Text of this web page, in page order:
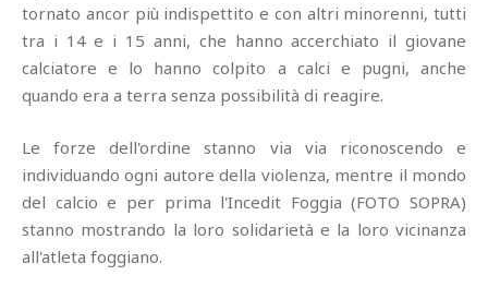
tornato ancor più indispettito e con altri minorenni, tutti
tra i 14 e i 15 anni, che hanno accerchiato il giovane
calciatore e lo hanno colpito a calci e pugni, anche
quando era a terra senza possibilità di reagire.
Le forze dell'ordine stanno via via riconoscendo e
individuando ogni autore della violenza, mentre il mondo
del calcio e per prima l'Incedit Foggia (FOTO SOPRA)
stanno mostrando la loro solidarietà e la loro vicinanza
all'atleta foggiano.